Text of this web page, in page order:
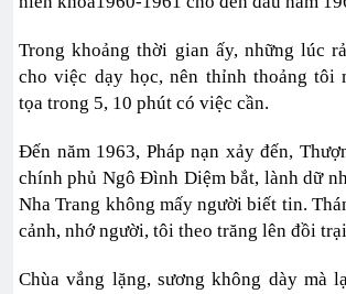
Trong khoảng thời gian ấy, những lúc
cho việc dạy học, nên thỉnh thoảng tôi
tọa trong 5, 10 phút có việc cần.
Đến năm 1963, Pháp nạn xảy đến,
chính phủ Ngô Đình Diệm bắt, lành dữ
Nha Trang không mấy người biết tin.
cảnh, nhớ người, tôi theo trăng lên đồi
Chùa vắng lặng, sương không dày mà